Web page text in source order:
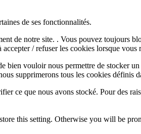
de ses fonctionnalités.
de notre site. . Vous pouvez toujours
/ refuser les cookies lorsque vous
bien vouloir nous permettre de stocker
supprimerons tous les cookies définis
ce que nous avons stocké. Pour des
this setting. Otherwise you will be